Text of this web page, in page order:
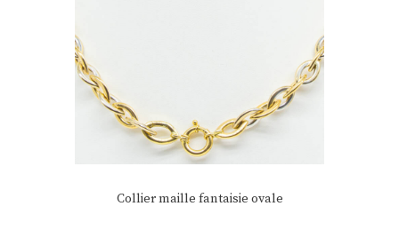
Collier maille fantaisie ovale